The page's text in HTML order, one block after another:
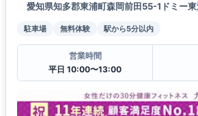
愛知県知多郡東浦町森岡前田55-1ドミー東
駐車場 無料体験 駅から5分以内
営業時間
平日 10:00〜13:00